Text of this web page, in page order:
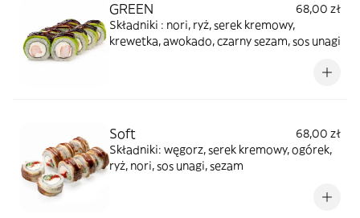
GREEN
68,00 zł
Składniki : nori, ryż, serek kremowy,
krewetka, awokado, czarny sezam, sos unagi
Soft
68,00 zł
Składniki: węgorz, serek kremowy, ogórek,
ryż, nori, sos unagi, sezam